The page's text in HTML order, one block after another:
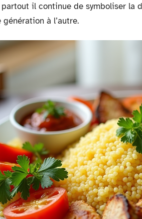
il continue de symboliser la
génération à l’autre.